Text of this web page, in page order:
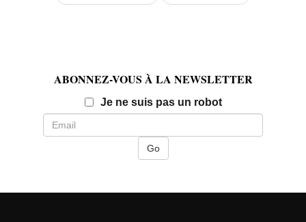
ABONNEZ-VOUS À LA NEWSLETTER
Je ne suis pas un robotEmail